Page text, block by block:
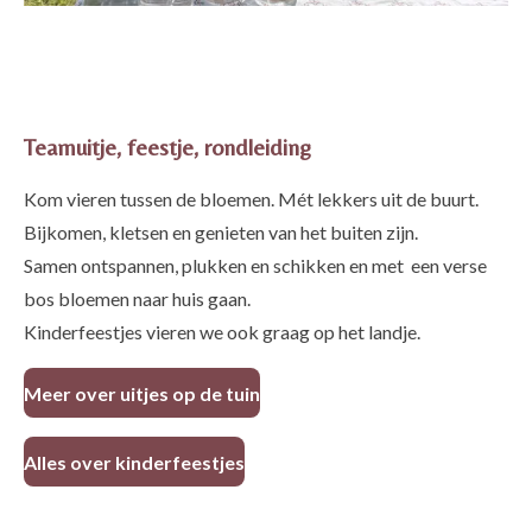
Teamuitje, feestje, rondleiding
Kom vieren tussen de bloemen. Mét lekkers uit de buurt.
Bijkomen, kletsen en genieten van het buiten zijn.
Samen ontspannen, plukken en schikken en met een verse
bos bloemen naar huis gaan.
Kinderfeestjes vieren we ook graag op het landje.
Meer over uitjes op de tuin
Alles over kinderfeestjes